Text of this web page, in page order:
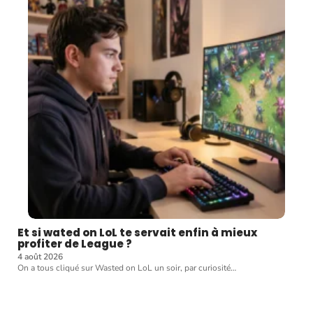
Et si wated on LoL te servait enfin à mieux
profiter de League ?
4 août 2026
On a tous cliqué sur Wasted on LoL un soir, par curiosité…